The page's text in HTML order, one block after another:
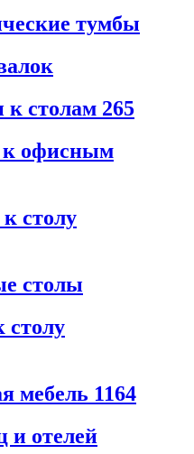
тумбы
к столам 265
к офисным
столу
столы
столу
мебель 1164
и отелей